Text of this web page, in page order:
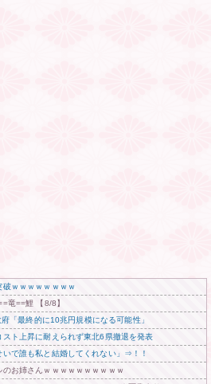
破ｗｗｗｗｗｗｗｗ
竜==鯉 【8/8】
「最終的に10兆円規模になる可能性」
ト上昇に耐えられず東北6県撤退を発表
いで誰も私と結婚してくれない」⇒！！
のお姉さんｗｗｗｗｗｗｗｗｗｗ